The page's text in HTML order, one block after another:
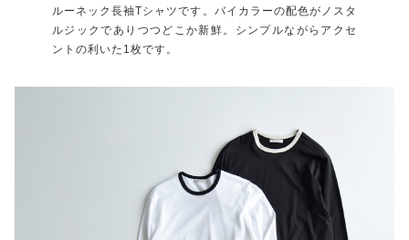
ルーネック長袖Tシャツです。バイカラーの配色がノスタ
ルジックでありつつどこか新鮮。シンプルながらアクセ
ントの利いた1枚です。